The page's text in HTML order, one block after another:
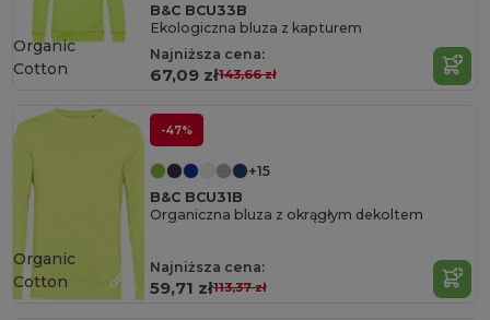
B&C BCU33B
Ekologiczna bluza z kapturem
Najniższa cena:
67,09 zł143,66 zł
Organic
Cotton
-47%
+15
B&C BCU31B
Organiczna bluza z okrągłym dekoltem
Najniższa cena:
59,71 zł113,37 zł
Organic
Cotton